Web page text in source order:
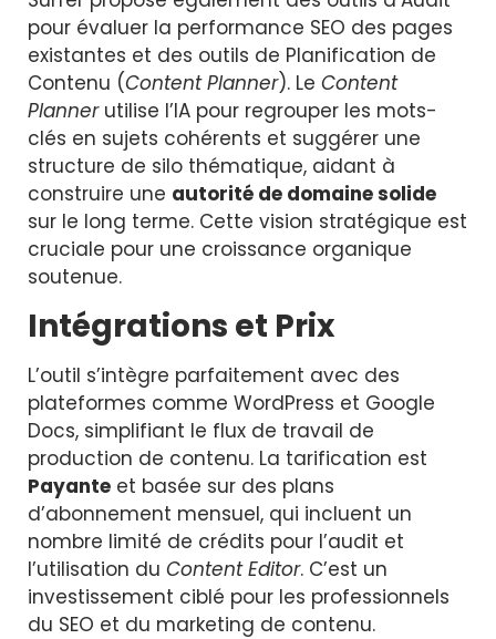
pour évaluer la performance SEO des pages
existantes et des outils de Planification de
Contenu (Content Planner). Le Content
Plannerutilise l’IA pour regrouper les mots-
clés en sujets cohérents et suggérer une
structure de silo thématique, aidant à
construire une autorité de domaine solide
sur le long terme. Cette vision stratégique est
cruciale pour une croissance organique
soutenue.
Intégrations et Prix
L’outil s’intègre parfaitement avec des
plateformes comme WordPress et Google
Docs, simplifiant le flux de travail de
production de contenu. La tarification est
Payante et basée sur des plans
d’abonnement mensuel, qui incluent un
nombre limité de crédits pour l’audit et
l’utilisation du Content Editor. C’est un
investissement ciblé pour les professionnels
du SEO et du marketing de contenu.